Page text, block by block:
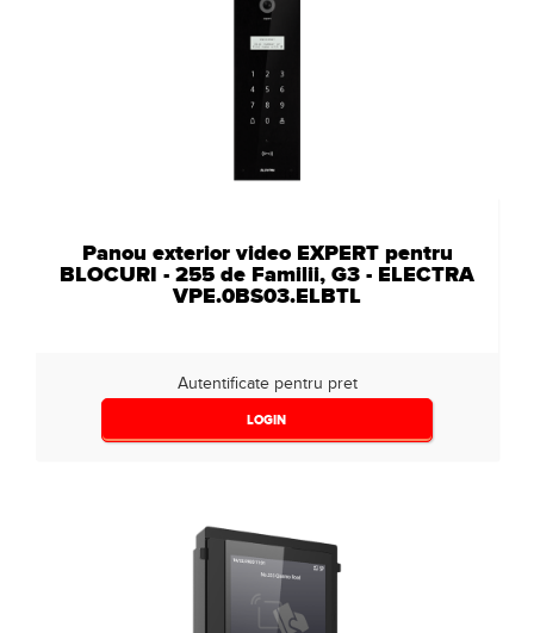
Panou exterior video EXPERT pentru
BLOCURI - 255 de Familii, G3 - ELECTRA
VPE.0BS03.ELBTL
Autentificate pentru pret
LOGIN